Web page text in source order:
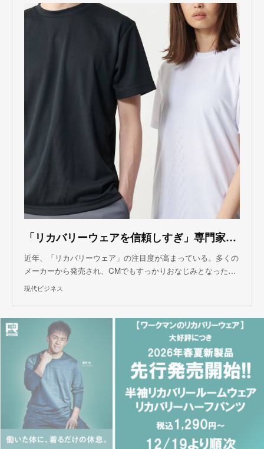
「リカバリーウェアを信頼しすぎ」専門家も警鐘
近年、「リカバリーウェア」の注目度が高まっている。多くの
メーカーから発売され、CMでもすっかりおなじみとなった…
現代ビジネス